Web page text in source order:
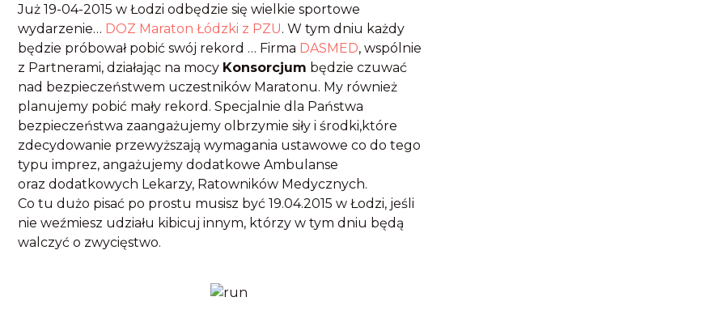
Już 19-04-2015 w Łodzi odbędzie się wielkie sportowe
wydarzenie… DOZ Maraton Łódzki z PZU. W tym dniu każdy
będzie próbował pobić swój rekord … Firma DASMED, wspólnie
z Partnerami, działając na mocy Konsorcjum będzie czuwać
nad bezpieczeństwem uczestników Maratonu. My również
planujemy pobić mały rekord. Specjalnie dla Państwa
bezpieczeństwa zaangażujemy olbrzymie siły i środki,które
zdecydowanie przewyższają wymagania ustawowe co do tego
typu imprez, angażujemy dodatkowe Ambulanse
oraz dodatkowych Lekarzy, Ratowników Medycznych.
Co tu dużo pisać po prostu musisz być 19.04.2015 w Łodzi, jeśli
nie weźmiesz udziału kibicuj innym, którzy w tym dniu będą
walczyć o zwycięstwo.